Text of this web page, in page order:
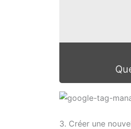
3. Créer une